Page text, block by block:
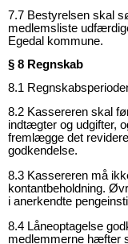
7.7 Bestyrelsen skal
medlemsliste
Egedal kommune.
§ 8 Regnskab
8.1
8.2 Kassereren skal
indtægter og udgifter,
fremlægge det
godkendelse.
8.3 Kassereren må
kontantbeholdning.
i anerkendte
8.4 Låneoptagelse
medlemmerne hæfter